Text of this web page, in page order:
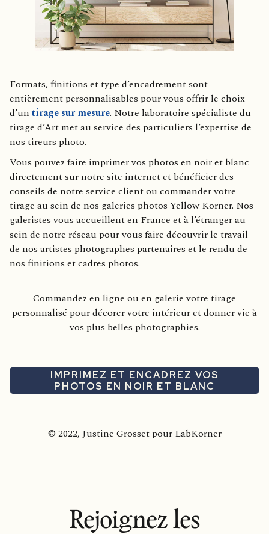
Formats, finitions et type d’encadrement sont
entièrement personnalisables pour vous offrir le choix
d’un tirage sur mesure. Notre laboratoire spécialiste du
tirage d’Art met au service des particuliers l’expertise de
nos tireurs photo.
Vous pouvez faire imprimer vos photos en noir et blanc
directement sur notre site internet et bénéficier des
conseils de notre service client ou commander votre
tirage au sein de nos galeries photos Yellow Korner. Nos
galeristes vous accueillent en France et à l’étranger au
sein de notre réseau pour vous faire découvrir le travail
de nos artistes photographes partenaires et le rendu de
nos finitions et cadres photos.
Commandez en ligne ou en galerie votre tirage
personnalisé pour décorer votre intérieur et donner vie à
vos plus belles photographies.
IMPRIMEZ ET ENCADREZ VOS
PHOTOS EN NOIR ET BLANC
© 2022, Justine Grosset pour LabKorner
Rejoignez les